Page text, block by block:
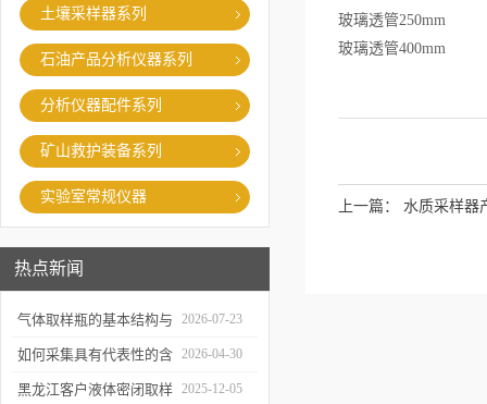
土壤采样器系列
石油产品分析仪器系列
分析仪器配件系列
矿山救护装备系列
实验室常规仪器
热点新闻
气体取样瓶的基本结构与
工作逻辑是什么？
2026-07-23
如何采集具有代表性的含
油水样？——石油类采水
2026-04-30
黑龙江客户液体密闭取样 2025-12-05
玻璃透管250mm
玻璃透管400mm
上一篇： 水质采样器